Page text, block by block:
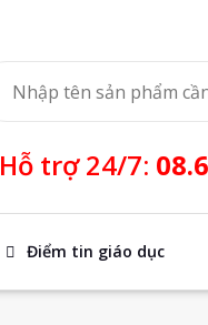
Hỗ trợ 24/7:
Điểm tin giáo dục